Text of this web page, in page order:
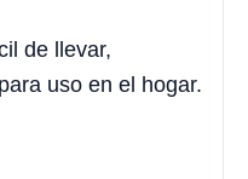
de llevar,
uso en el hogar.